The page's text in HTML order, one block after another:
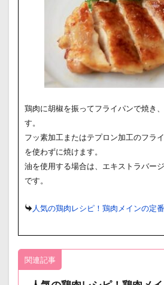
鶏肉に胡椒を振ってフライパンで焼き
す。
フッ素加工またはテプロン加工のフラ
を使わずに焼けます。
油を使用する場合は、エキストラバー
です。
人気の鶏肉レシピ！鶏肉メインの定
関連記事